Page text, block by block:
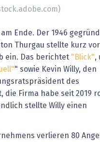
Ende. Der 1946
Thurgau stellte kurz vor
ein. Das berichtet "Blick",
" sowie Kevin Willy, den
des
Firma habe seit 2019
stellte Willy einen
verlieren 80